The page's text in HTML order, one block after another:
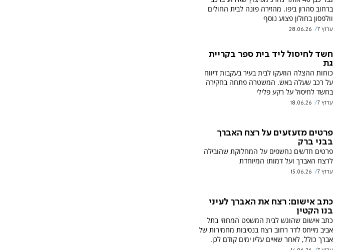
ברחוב סהרון ביפו. מהזירה פונה לבית החולים
וולפסון בחולון פצוע נוסף
ערוץ 7 28.06.26
חשד לחיסול ליד בית ספר בקריית
גת
כוחות ההצלה הוזעקו לבית בעיר בעקבות דיווח
על רכב שעלה באש. המשטרה פתחה בחקירה
בחשד לחיסול על רקע פלילי
ערוץ 7 18.06.26
פרטים מזעזעים על רצח האברך
בבני ברק
פרטים חדשים נחשפים על המחלוקת שהובילה
לרצח האברך ועל דמותו המיוחדת
ערוץ 7 15.06.26
כתב אישום: רצח את האברך לעיני
בנו הקטין
כתב אישום שהוגש לבית המשפט המחוזי בתל
אביב מייחס לדר רחוב רצח בנסיבות מחמירות של
אברך כולל, לאחר שאיים עליו ימים קודם לכן.